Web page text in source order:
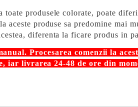
produsele colorate, poate
aceste produse sa predomine mai
diferenta la ficare produs in
Procesarea comenzii la
iar livrarea 24-48 de ore din